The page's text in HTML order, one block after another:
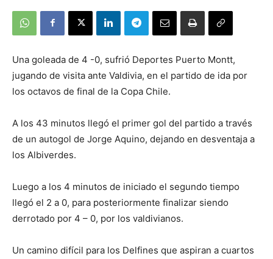
Una goleada de 4 -0, sufrió Deportes Puerto Montt,
jugando de visita ante Valdivia, en el partido de ida por
los octavos de final de la Copa Chile.
A los 43 minutos llegó el primer gol del partido a través
de un autogol de Jorge Aquino, dejando en desventaja a
los Albiverdes.
Luego a los 4 minutos de iniciado el segundo tiempo
llegó el 2 a 0, para posteriormente finalizar siendo
derrotado por 4 – 0, por los valdivianos.
Un camino difícil para los Delfines que aspiran a cuartos